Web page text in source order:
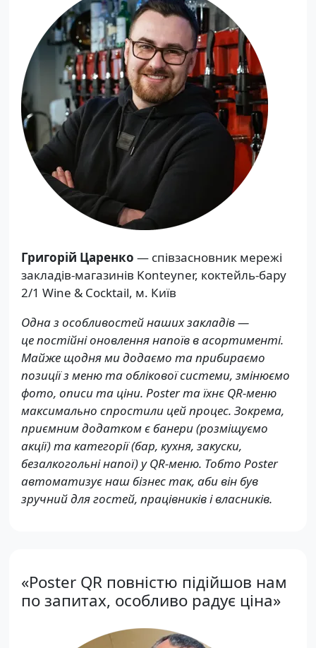
Григорій Царенко — співзасновник мережі
закладів-магазинів Konteyner, коктейль-бару
2/1 Wine & Cocktail, м. Київ
Одна з особливостей наших закладів —
це постійні оновлення напоїв в асортименті.
Майже щодня ми додаємо та прибираємо
позиції з меню та облікової системи, змінюємо
фото, описи та ціни. Poster та їхнє QR-меню
максимально спростили цей процес. Зокрема,
приємним додатком є банери (розміщуємо
акції) та категорії (бар, кухня, закуски,
безалкогольні напої) у QR-меню. Тобто Poster
автоматизує наш бізнес так, аби він був
зручний для гостей, працівників і власників.
«Poster QR повністю підійшов нам
по запитах, особливо радує ціна»